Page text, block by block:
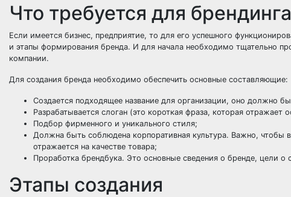
Что требуется для брендинга
Если имеется бизнес, предприятие, то для его успешного
и этапы формирования бренда. И для начала необходимо тщательно
компании.
Для создания бренда необходимо обеспечить основные составляющие:
Создается подходящее название для организации, оно должно
Разрабатывается слоган (это короткая фраза, которая отражает
Подбор фирменного и уникального стиля;
Должна быть соблюдена корпоративная культура. Важно, чтобы
отражается на качестве товара;
Проработка брендбука. Это основные сведения о бренде, цели о
Этапы создания